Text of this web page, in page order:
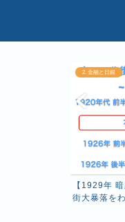
2. 金融と日銀
【1929年
街大暴落を